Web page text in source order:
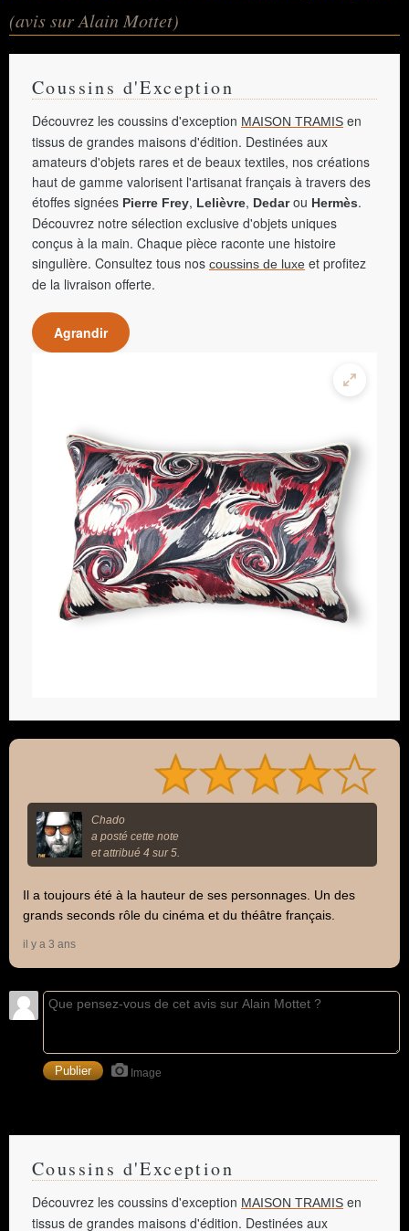
(avis sur Alain Mottet)
Coussins d'Exception
Découvrez les coussins d'exception MAISON TRAMIS en
tissus de grandes maisons d'édition. Destinées aux
amateurs d'objets rares et de beaux textiles, nos créations
haut de gamme valorisent l'artisanat français à travers des
étoffes signées Pierre Frey, Lelièvre, Dedarou Hermès.
Découvrez notre sélection exclusive d'objets uniques
conçus à la main. Chaque pièce raconte une histoire
singulière. Consultez tous nos coussins de luxe et profitez
de la livraison offerte.
Agrandir
Chado
a posté cette note
et attribué 4 sur 5.
Il a toujours été à la hauteur de ses personnages. Un des
grands seconds rôle du cinéma et du théâtre français.
il y a 3 ans
Image
Coussins d'Exception
Découvrez les coussins d'exception MAISON TRAMIS en
tissus de grandes maisons d'édition. Destinées aux